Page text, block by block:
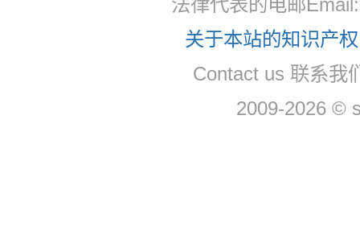
法律代表的电邮
关于本站的知识产
Contact us 联系我
2009-2026 ©